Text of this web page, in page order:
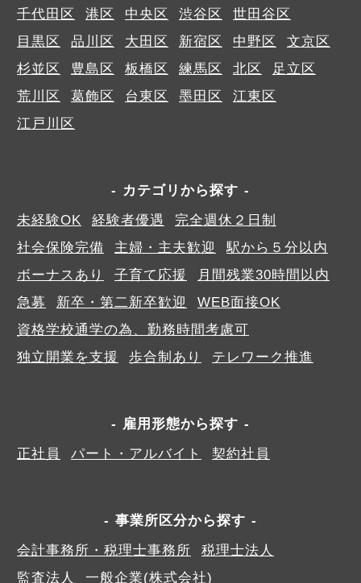
千代田区 港区 中央区 渋谷区
世田谷区
目黒区
品川区 大田区 新宿区 中野区
文京区
杉並区
豊島区 板橋区 練馬区 北区
足立区
荒川区
葛飾区 台東区 墨田区
江東区
江戸川区
カテゴリから探す
未経験OK
経験者優遇
完全週休２日制
社会保険完備
主婦・主夫歓迎
駅から５分以内
ボーナスあり
子育て応援
月間残業30時間以内
急募
新卒・第二新卒歓迎
WEB面接OK
資格学校通学の為、勤務時間考慮可
独立開業を支援
歩合制あり テレワーク推進
雇用形態から探す
正社員
パート・アルバイト 契約社員
事業所区分から探す
会計事務所・税理士事務所
税理士法人
監査法人
一般企業(株式会社)